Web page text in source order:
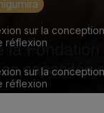
sur la
réflexion
sur la
réflexion